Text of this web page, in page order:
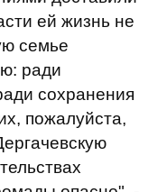
ей жизнь не
семье
ради
сохранения
пожалуйста,